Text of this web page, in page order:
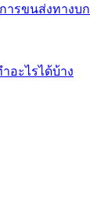
ารขนส่งทางบก
าอะไรได้บ้าง